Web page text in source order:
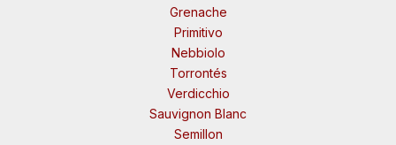
Grenache
Primitivo
Nebbiolo
Torrontés
Verdicchio
Sauvignon Blanc
Semillon